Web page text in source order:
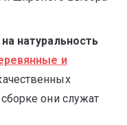
натуральность
и
они служат